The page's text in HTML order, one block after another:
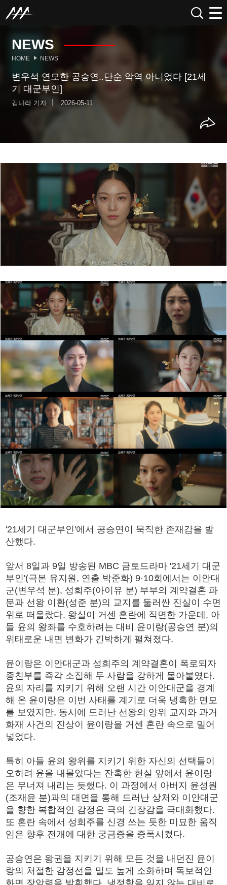
NEWS
HOME NEWS
변우석 연모한 공승연..단순 악역 아니었다 [21세
기 대군부인]
김나라 기자 2026-05-11
'21세기 대군부인'에서 공승연이 묵직한 존재감을 발
산했다.
앞서 8일과 9일 방송된 MBC 금토드라마 '21세기 대군
부인'(극본 유지원, 연출 박준화) 9·10회에서는 이안대
군(변우석 분), 성희주(아이유 분) 부부의 계약결혼 파
문과 선왕 이환(성준 분)의 교지를 둘러싼 진실이 수면
위로 떠올랐다. 왕실이 거센 혼란에 직면한 가운데, 아
들 윤의 왕좌를 수호하려는 대비 윤이랑(공승연 분)의
위태로운 내면 변화가 긴박하게 펼쳐졌다.
윤이랑은 이안대군과 성희주의 계약결혼이 폭로되자
종친부를 즉각 소집해 두 사람을 강하게 몰아붙였다.
윤의 자리를 지키기 위해 오랜 시간 이안대군을 경계
해 온 윤이랑은 이번 사태를 계기로 더욱 냉혹한 면모
를 보였지만, 동시에 드러난 선왕의 양위 교지와 과거
화재 사건의 진상이 윤이랑을 거센 혼란 속으로 밀어
넣었다.
특히 아들 윤의 왕위를 지키기 위한 자신의 선택들이
오히려 윤을 내몰았다는 잔혹한 현실 앞에서 윤이랑
은 무너져 내리는 듯했다. 이 과정에서 아버지 윤성원
(조재윤 분)과의 대면을 통해 드러난 상처와 이안대군
을 향한 복합적인 감정은 극의 긴장감을 극대화했다.
또 혼란 속에서 성희주를 신경 쓰는 듯한 미묘한 움직
임은 향후 전개에 대한 궁금증을 증폭시켰다.
공승연은 왕권을 지키기 위해 모든 것을 내던진 윤이
랑의 처절한 감정선을 밀도 높게 소화하며 독보적인
화면 장악력을 발휘했다. 냉정함을 잃지 않는 대비로